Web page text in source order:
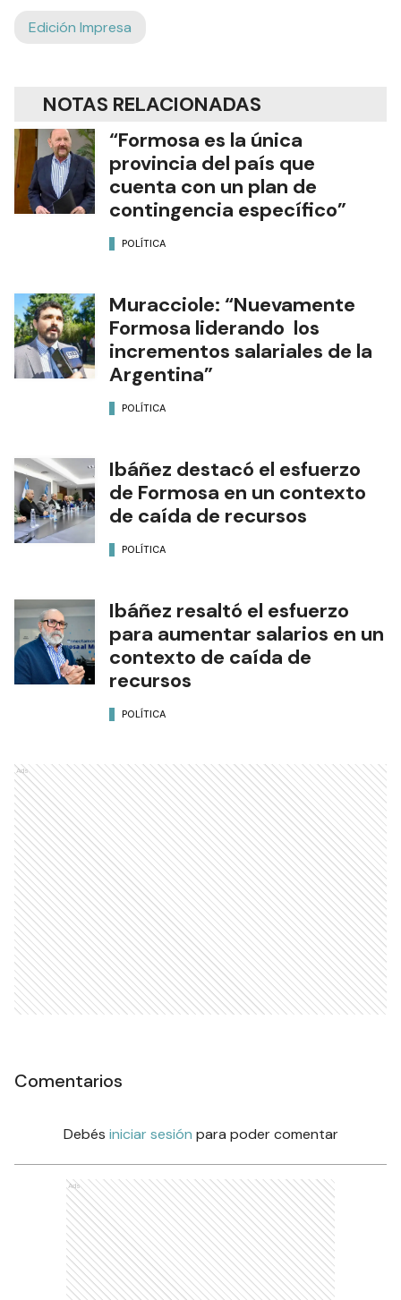
Edición Impresa
NOTAS RELACIONADAS
“Formosa es la única
provincia del país que
cuenta con un plan de
contingencia específico”
POLÍTICA
Muracciole: “Nuevamente
Formosa liderando los
incrementos salariales de la
Argentina”
POLÍTICA
Ibáñez destacó el esfuerzo
de Formosa en un contexto
de caída de recursos
POLÍTICA
Ibáñez resaltó el esfuerzo
para aumentar salarios en un
contexto de caída de
recursos
POLÍTICA
Ads
Comentarios
Debés iniciar sesión para poder comentar
Ads